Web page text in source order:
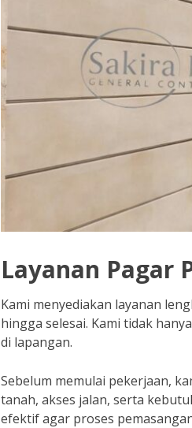
Layanan Pagar
Kami menyediakan layanan
hingga selesai. Kami tidak
di lapangan.
Sebelum memulai pekerjaan,
tanah, akses jalan, serta
efektif agar proses